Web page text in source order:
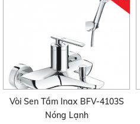
Vòi Sen Tắm Inax BFV-4103S
Nóng Lạnh